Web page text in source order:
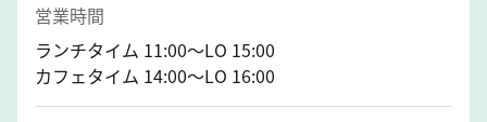
営業時間
ランチタイム 11:00～LO 15:00
カフェタイム 14:00～LO 16:00